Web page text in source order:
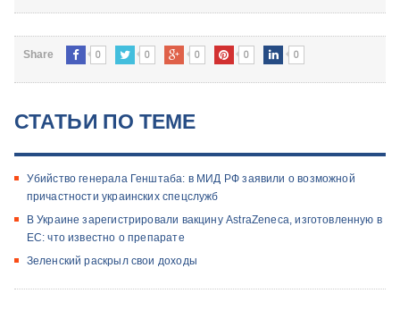
Share 0 0 0 0 0
СТАТЬИ ПО ТЕМЕ
Убийство генерала Генштаба: в МИД РФ заявили о возможной
причастности украинских спецслужб
В Украине зарегистрировали вакцину AstraZeneca, изготовленную в
ЕС: что известно о препарате
Зеленский раскрыл свои доходы